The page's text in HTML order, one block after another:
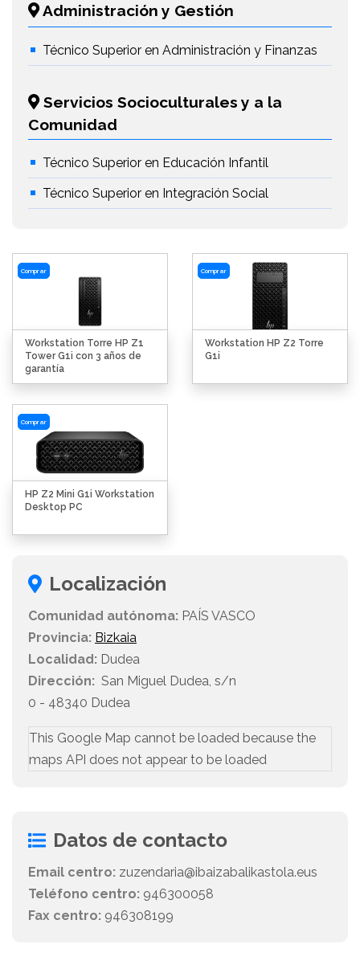
Administración y Gestión
Técnico Superior en Administración y Finanzas
Servicios Socioculturales y a la
Comunidad
Técnico Superior en Educación Infantil
Técnico Superior en Integración Social
Comprar
Workstation Torre HP Z1
Tower G1i con 3 años de
garantía
Comprar
Workstation HP Z2 Torre
G1i
Comprar
HP Z2 Mini G1i Workstation
Desktop PC
Localización
Comunidad autónoma: PAÍS VASCO
Provincia: Bizkaia
Localidad: Dudea
Dirección: San Miguel Dudea, s/n
0 - 48340 Dudea
This Google Map cannot be loaded because the
maps API does not appear to be loaded
Datos de contacto
Email centro: zuzendaria@ibaizabalikastola.eus
Teléfono centro: 946300058
Fax centro: 946308199